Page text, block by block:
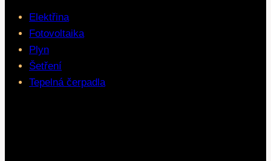
Elektřina
Fotovoltaika
Plyn
Šetření
Tepelná čerpadla